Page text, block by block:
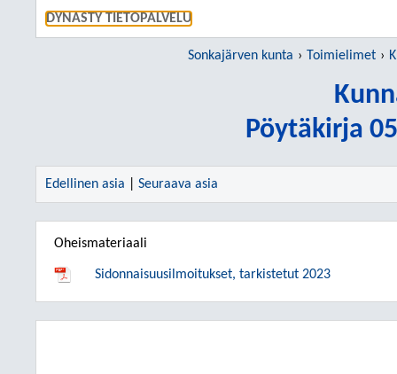
DYNASTY TIETOPALVELU
Sonkajärven kunta Toimielimet
Pöytäkirja
Edellinen asia Seuraava asia
Oheismateriaali
Sidonnaisuusilmoitukset, tarkistetut 2023